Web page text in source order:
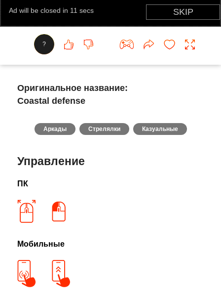
?
Оригинальное название:
Coastal defense
Аркады Стрелялки Казуальные
Управление
ПК
Мобильные